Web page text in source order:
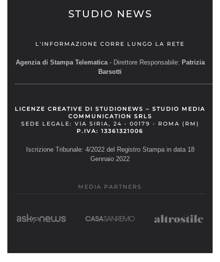
STUDIO NEWS
L'INFORMAZIONE CORRE LUNGO LA RETE
Agenzia di Stampa Telematica- Direttore Responsabile: Patrizia
Barsotti
LICENZE CREATIVE DI STUDIONEWS – STUDIO MEDIA
COMMUNICATION SRLS
SEDE LEGALE: VIA SIRIA, 24 - 00179 - ROMA (RM)
P.IVA: 13361321006
Iscrizione Tribunale: 4/2022 del Registro Stampa in data 18
Gennaio 2022
MEDIA PARTNERS